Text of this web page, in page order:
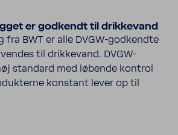
er godk­endt til drik­ke­vand
BWT er alle DVGW-​godkendte
til drikke­vand. DVGW-​
stan­dard med løbende kontrol
konstant lever op til